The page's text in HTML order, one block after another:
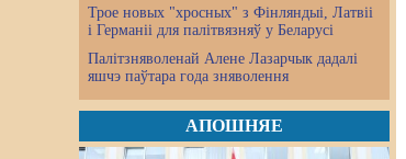
Трое новых "хросных" з Фінляндыі, Латвіі
і Германіі для палітвязняў у Беларусі
Палітзняволенай Алене Лазарчык дадалі
яшчэ паўтара года зняволення
АПОШНЯЕ